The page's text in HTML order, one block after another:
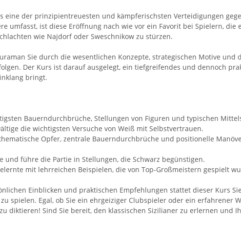
eine der prinzipientreuesten und kämpferischsten Verteidigungen
umfasst, ist diese Eröffnung nach wie vor ein Favorit bei Spielern,
wie Najdorf oder Sweschnikow zu stürzen.
Sie durch die wesentlichen Konzepte, strategischen Motive und
Der Kurs ist darauf ausgelegt, ein tiefgreifendes und dennoch
bringt.
Bauerndurchbrüche, Stellungen von Figuren und typischen
die wichtigsten Versuche von Weiß mit Selbstvertrauen.
Opfer, zentrale Bauerndurchbrüche und positionelle
und führe die Partie in Stellungen, die Schwarz begünstigen.
mit lehrreichen Beispielen, die von Top-Großmeistern gespielt
Einblicken und praktischen Empfehlungen stattet dieser Kurs
spielen. Egal, ob Sie ein ehrgeiziger Clubspieler oder ein erfahrener
diktieren! Sind Sie bereit, den klassischen Sizilianer zu erlernen und